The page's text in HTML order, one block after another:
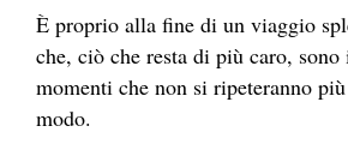
È proprio alla fine di un viaggio
che, ciò che resta di più caro,
momenti che non si ripeteranno
modo.